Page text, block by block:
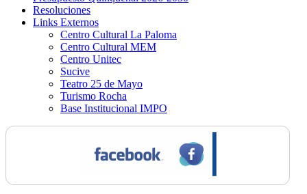
Resoluciones
Links Externos
Centro Cultural La Paloma
Centro Cultural MEM
Centro Unitec
Sucive
Teatro 25 de Mayo
Turismo Rocha
Base Institucional IMPO